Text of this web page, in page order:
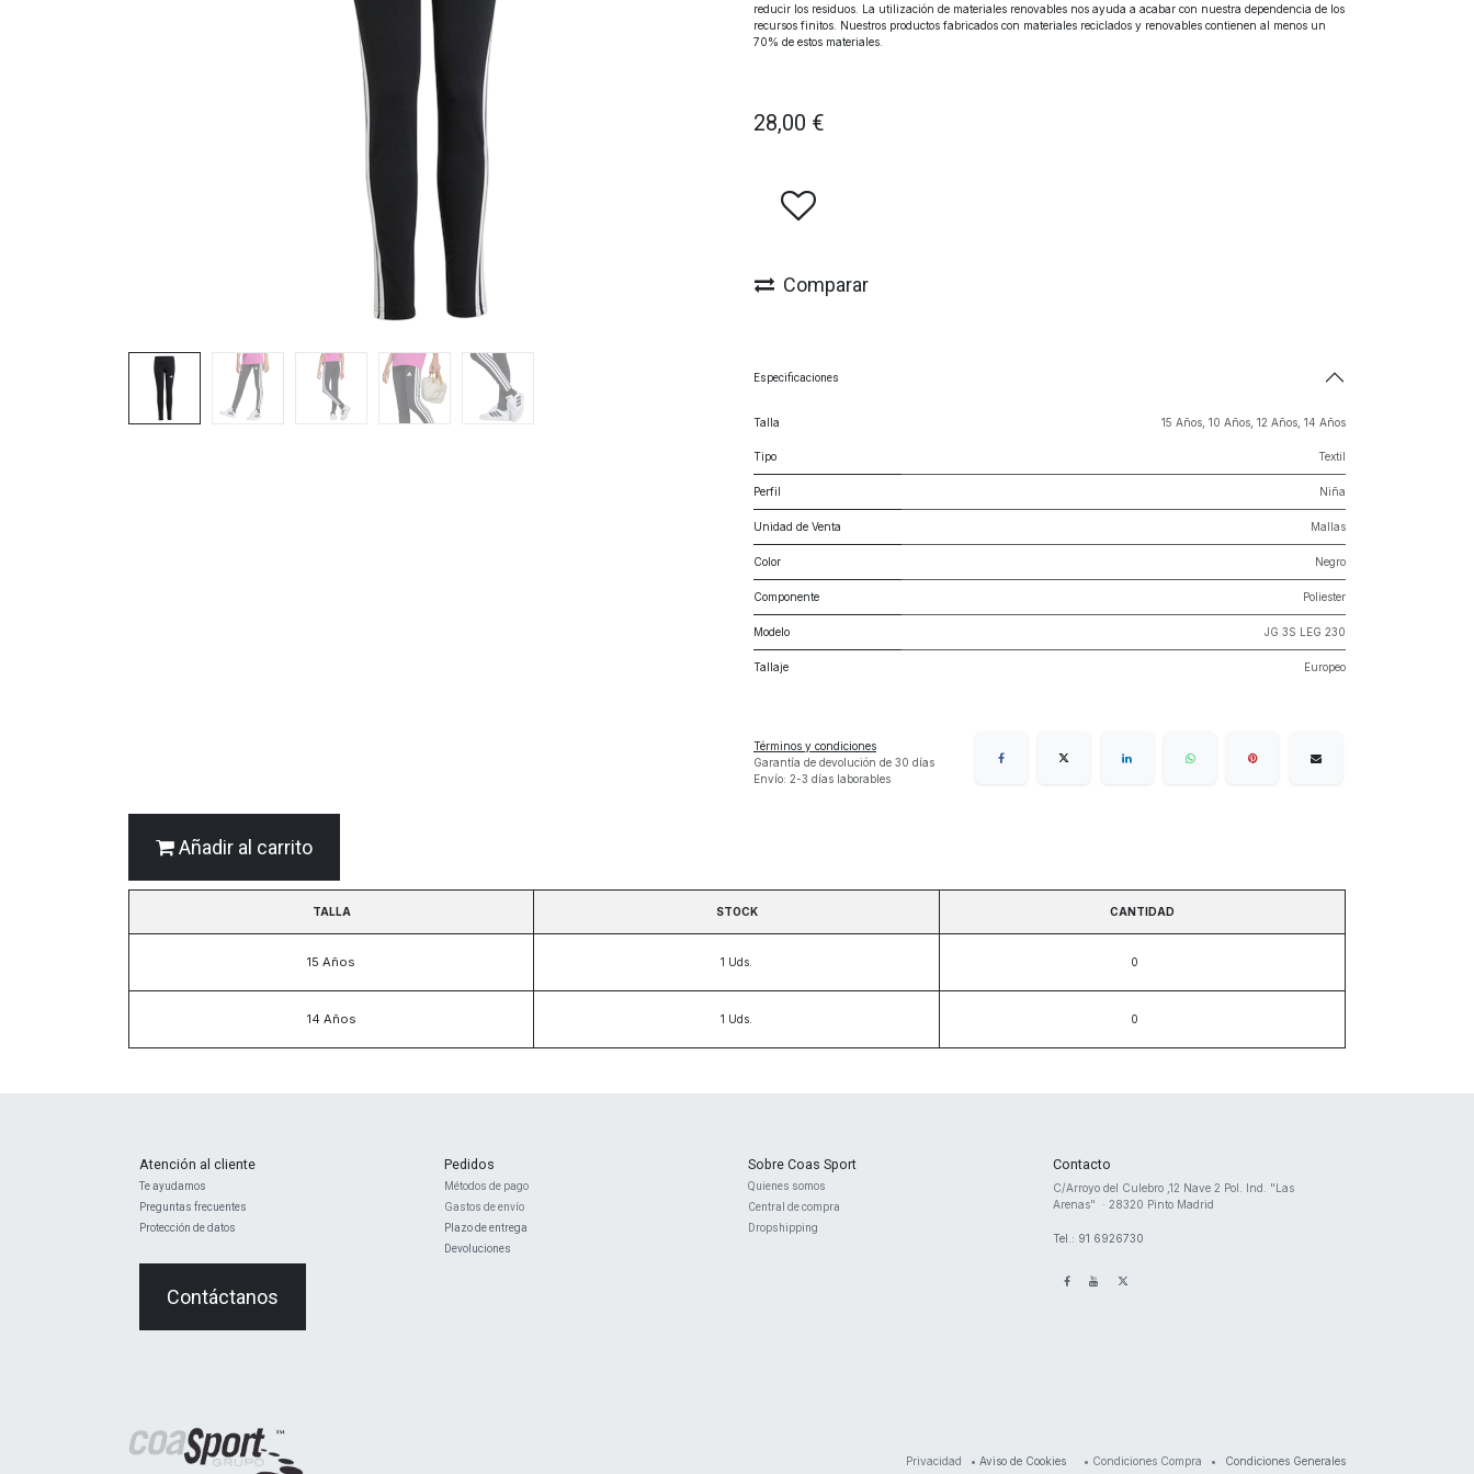
reducir los residuos. La utilización de materiales renovables nos ayuda a acabar con nuestra dependencia de los
recursos finitos. Nuestros productos fabricados con materiales reciclados y renovables contienen al menos un
70% de estos materiales.
28,00 €
Comparar
Especificaciones
Talla 15 Años 10 Años 12 Años 14 Años
Tipo Textil
Perfil Niña
Unidad de Venta Mallas
Color Negro
Componente Poliester
Modelo JG 3S LEG 230
Tallaje Europeo
Términos y condiciones
Garantía de devolución de 30 días
Envío: 2-3 días laborables
Añadir al carrito
TALLA STOCK CANTIDAD
15 Años 1 Uds.
14 Años 1 Uds.
Pedidos
Métodos de pago
Gastos de envío
Plazo de entrega
Devoluciones
Atención al cliente
Te ayudamos
Preguntas frecuentes
Protección de datos
Contáctanos
Contacto
​C/Arroyo del Culebro ,12 Nave 2 ​Pol. Ind. "Las
Arenas" · 28320 Pinto Madrid
Tel.: 91 6926730
Sobre Coas Sport
Quienes ​somos
Central de compra
Dropshipping
Privacidad • Aviso de Cookies • Condiciones Compra • Condiciones Generales